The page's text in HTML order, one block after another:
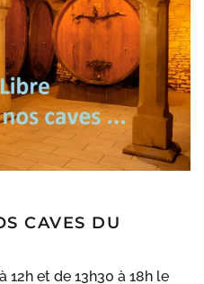
CAVES DU
et de 13h30 à 18h le